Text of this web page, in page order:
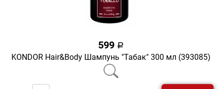
599 a
KONDOR Hair&Body Шампунь "Табак" 300 мл (393085)